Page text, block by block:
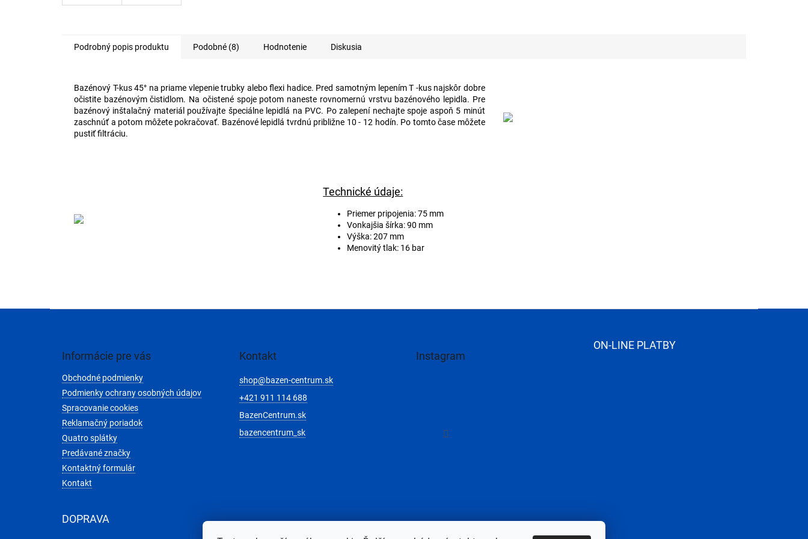
Podrobný popis produktu Podobné (8) Hodnotenie Diskusia
Bazénový T-kus 45° na priame vlepenie trubky alebo flexi hadice. Pred samotným lepením T -kus najskôr dobre
očistite bazénovým čistidlom. Na očistené spoje potom naneste rovnomernú vrstvu bazénového lepidla. Pre
bazénový inštalačný materiál používajte špeciálne lepidlá na PVC. Po zalepení nechajte spoje aspoň 5 minút
zaschnúť a potom môžete pokračovať. Bazénové lepidlá tvrdnú približne 10 - 12 hodín. Po tomto čase môžete
pustiť filtráciu.
Technické údaje:
Priemer pripojenia: 75 mm
Vonkajšia šírka: 90 mm
Výška: 207 mm
Menovitý tlak: 16 bar
Informácie pre vás
Obchodné podmienky
Podmienky ochrany osobných údajov
Spracovanie cookies
Reklamačný poriadok
Quatro splátky
Predávané značky
Kontaktný formulár
Kontakt
Kontakt
shop@bazen-centrum.sk
+421 911 114 688
BazenCentrum.sk
bazencentrum_sk
Instagram
ON-LINE PLATBY
DOPRAVA